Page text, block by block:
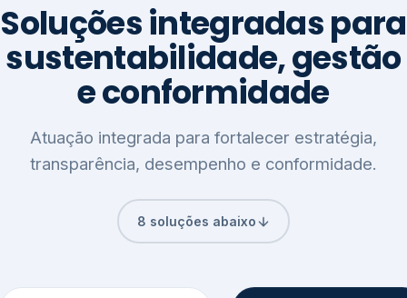
Soluções integradas para
sustentabilidade, gestão
e conformidade
Atuação integrada para fortalecer estratégia,
transparência, desempenho e conformidade.
8 soluções abaixo